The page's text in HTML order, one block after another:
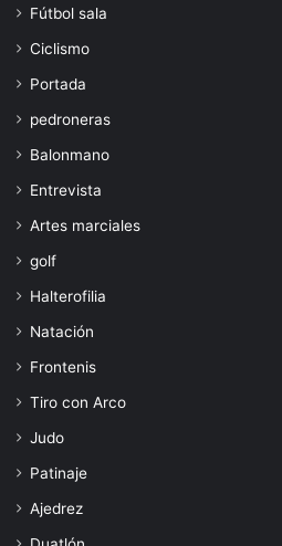
Fútbol sala
Ciclismo
Portada
pedroneras
Balonmano
Entrevista
Artes marciales
golf
Halterofilia
Natación
Frontenis
Tiro con Arco
Judo
Patinaje
Ajedrez